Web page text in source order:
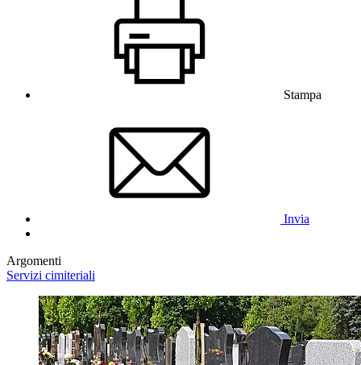
Stampa
Invia
Argomenti
Servizi cimiteriali